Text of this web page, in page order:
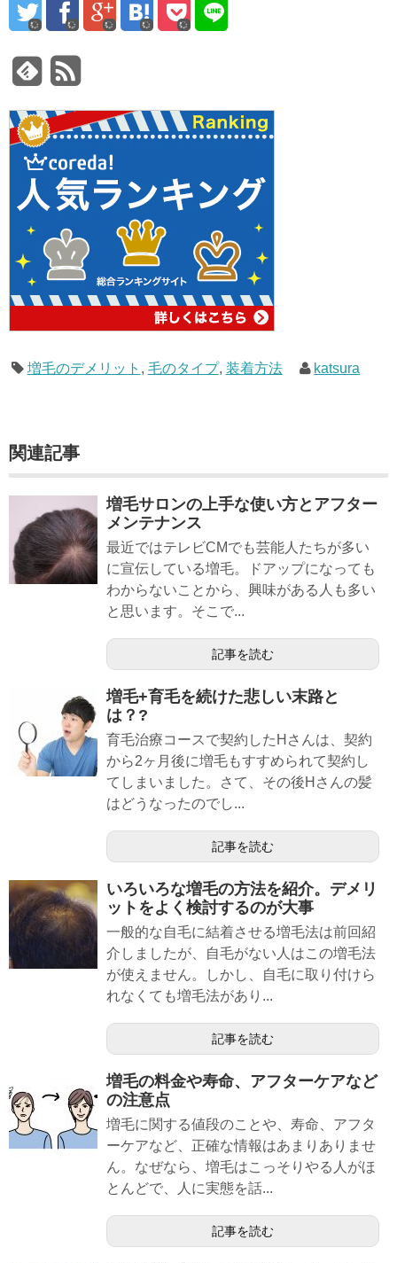
増毛のデメリット , 毛のタイプ, 装着方法 katsura
関連記事
増毛サロンの上手な使い方とアフター
メンテナンス
最近ではテレビCMでも芸能人たちが多い
に宣伝している増毛。ドアップになっても
わからないことから、興味がある人も多い
と思います。そこで...
記事を読む
増毛+育毛を続けた悲しい末路と
は？?
育毛治療コースで契約したHさんは、契約
から2ヶ月後に増毛もすすめられて契約し
てしまいました。さて、その後Hさんの髪
はどうなったのでし...
記事を読む
いろいろな増毛の方法を紹介。デメリ
ットをよく検討するのが大事
一般的な自毛に結着させる増毛法は前回紹
介しましたが、自毛がない人はこの増毛法
が使えません。しかし、自毛に取り付けら
れなくても増毛法があり...
記事を読む
増毛の料金や寿命、アフターケアなど
の注意点
増毛に関する値段のことや、寿命、アフタ
ーケアなど、正確な情報はあまりありませ
ん。なぜなら、増毛はこっそりやる人がほ
とんどで、人に実態を話...
記事を読む